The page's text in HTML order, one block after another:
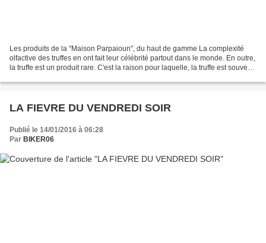
Les produits de la "Maison Parpaioun", du haut de gamme La complexité
olfactive des truffes en ont fait leur célébrité partout dans le monde. En outre,
la truffe est un produit rare. C'est la raison pour laquelle, la truffe est souvent
LA FIEVRE DU VENDREDI SOIR
Publié le 14/01/2016 à 06:28
Par BIKER06